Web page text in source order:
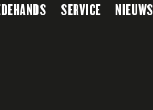
SERVICE NIEUWS